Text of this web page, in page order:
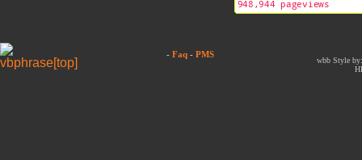
- Faq - PMS
wbb Style